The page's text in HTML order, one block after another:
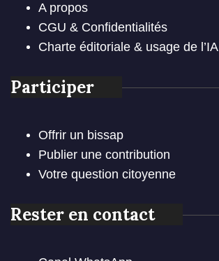
A propos
CGU & Confidentialités
Charte éditoriale & usage de l’IA
Participer
Offrir un bissap
Publier une contribution
Votre question citoyenne
Rester en contact